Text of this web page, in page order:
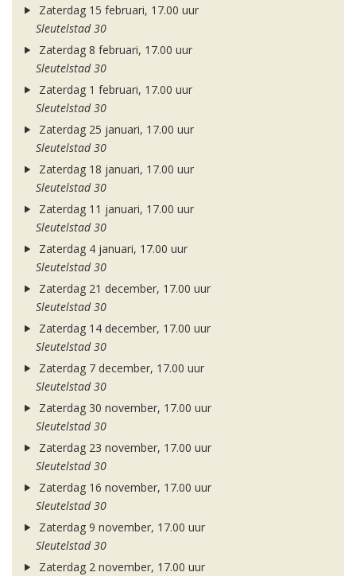
Zaterdag 15 februari, 17.00 uur
Sleutelstad 30
Zaterdag 8 februari, 17.00 uur
Sleutelstad 30
Zaterdag 1 februari, 17.00 uur
Sleutelstad 30
Zaterdag 25 januari, 17.00 uur
Sleutelstad 30
Zaterdag 18 januari, 17.00 uur
Sleutelstad 30
Zaterdag 11 januari, 17.00 uur
Sleutelstad 30
Zaterdag 4 januari, 17.00 uur
Sleutelstad 30
Zaterdag 21 december, 17.00 uur
Sleutelstad 30
Zaterdag 14 december, 17.00 uur
Sleutelstad 30
Zaterdag 7 december, 17.00 uur
Sleutelstad 30
Zaterdag 30 november, 17.00 uur
Sleutelstad 30
Zaterdag 23 november, 17.00 uur
Sleutelstad 30
Zaterdag 16 november, 17.00 uur
Sleutelstad 30
Zaterdag 9 november, 17.00 uur
Sleutelstad 30
Zaterdag 2 november, 17.00 uur